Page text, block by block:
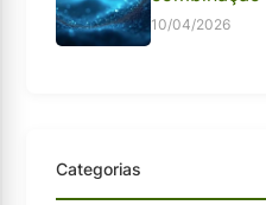
10/04/2026
Categorias